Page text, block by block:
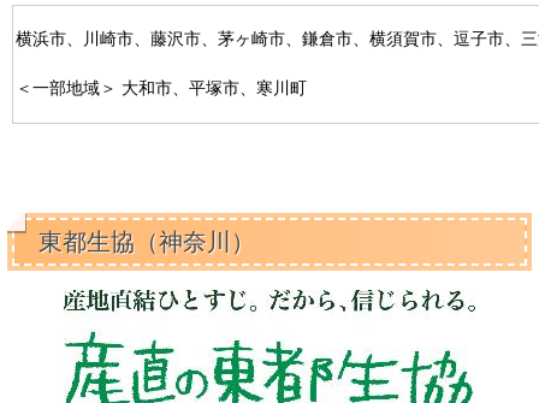
横浜市、川崎市、藤沢市、茅ヶ崎市、鎌倉市、横須賀市、逗子市、
＜一部地域＞ 大和市、平塚市、寒川町
東都生協（神奈川）